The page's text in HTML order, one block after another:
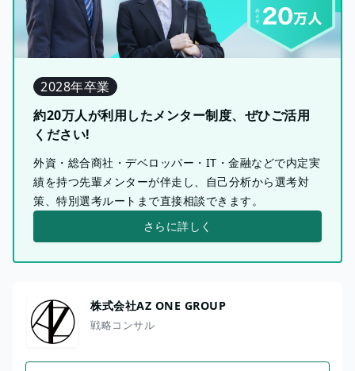
2028年卒業
約20万人が利用したメンター制度、ぜひご活用
ください!
外資・総合商社・デベロッパー・IT・金融などで内定実
績を持つ先輩メンターが伴走し、自己分析から選考対
策、特別選考ルートまで直接相談できます。
さらに詳しく
株式会社AZ ONE GROUP
戦略コンサル